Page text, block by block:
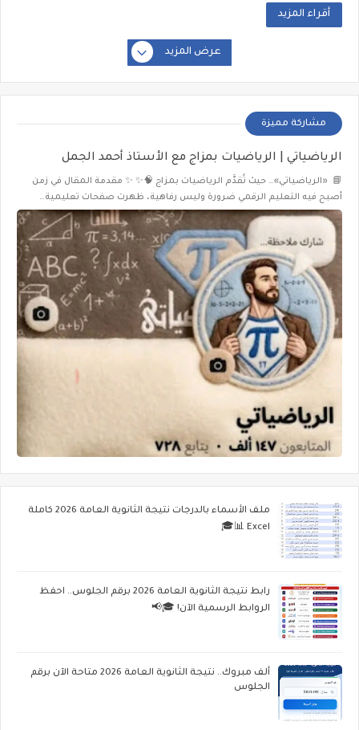
أقراء المزيد
عرض المزيد
مشاركة مميزة
الرياضياتي | الرياضيات بمزاج مع الأستاذ أحمد الجمل
📘 «الرياضياتي»… حيث تُقدَّم الرياضيات بمزاج 🧠✨ ✨ مقدمة المقال في زمن
أصبح فيه التعليم الرقمي ضرورة وليس رفاهية، ظهرت صفحات تعليمية…
ملف الأسماء بالدرجات نتيجة الثانوية العامة 2026 كاملة
Excel 📊🎓
رابط نتيجة الثانوية العامة 2026 برقم الجلوس.. احفظ
الروابط الرسمية الآن! 🎓📢
ألف مبروك.. نتيجة الثانوية العامة 2026 متاحة الآن برقم
الجلوس